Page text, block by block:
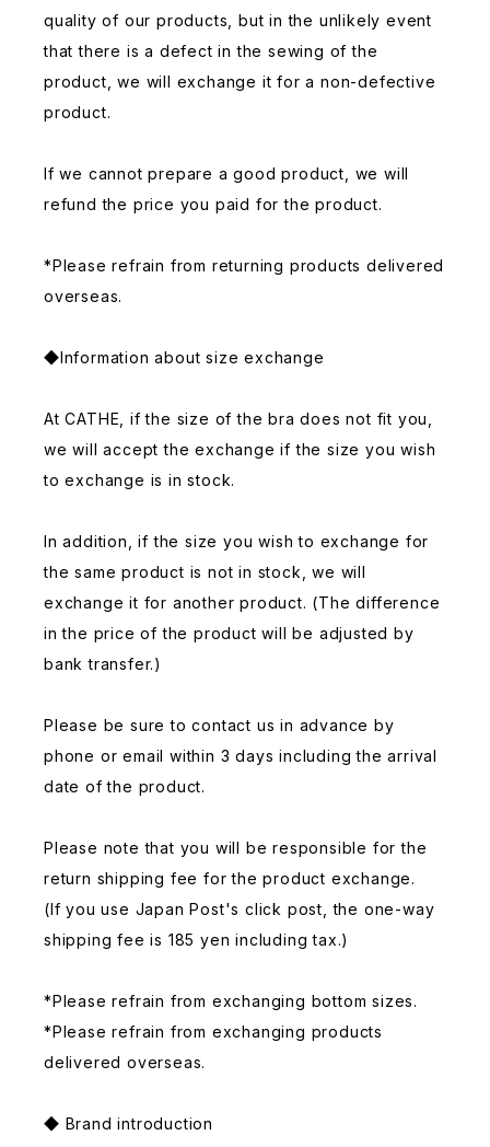
quality of our products, but in the unlikely event
that there is a defect in the sewing of the
product, we will exchange it for a non-defective
product.
If we cannot prepare a good product, we will
refund the price you paid for the product.
*Please refrain from returning products delivered
overseas.
◆Information about size exchange
At CATHE, if the size of the bra does not fit you,
we will accept the exchange if the size you wish
to exchange is in stock.
In addition, if the size you wish to exchange for
the same product is not in stock, we will
exchange it for another product. (The difference
in the price of the product will be adjusted by
bank transfer.)
Please be sure to contact us in advance by
phone or email within 3 days including the arrival
date of the product.
Please note that you will be responsible for the
return shipping fee for the product exchange.
(If you use Japan Post's click post, the one-way
shipping fee is 185 yen including tax.)
*Please refrain from exchanging bottom sizes.
*Please refrain from exchanging products
delivered overseas.
◆ Brand introduction